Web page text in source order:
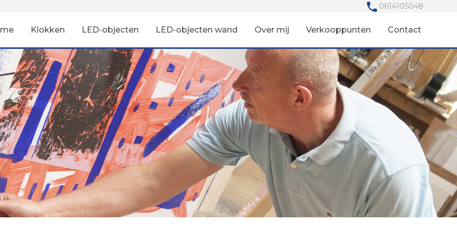
0614105048
Klokken LED-objecten LED-objecten wand Over mij Verkooppunten Contact